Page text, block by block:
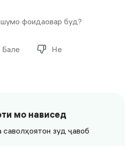
фоидаовар буд?
Бале Не
мо нависед
зуд ҷавоб